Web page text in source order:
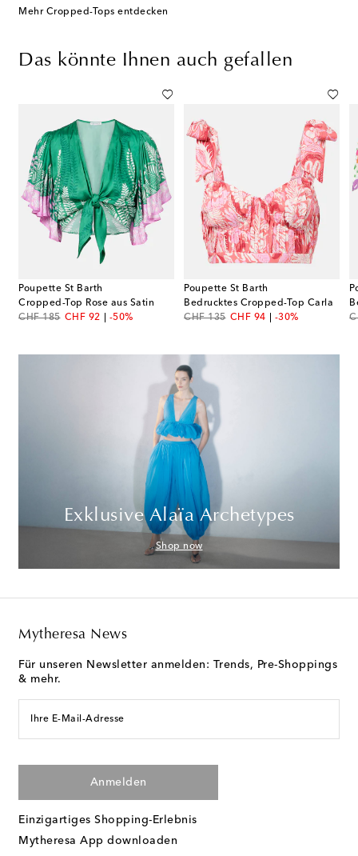
Mehr Cropped-Tops entdecken
Das könnte Ihnen auch gefallen
Poupette St Barth
Cropped-Top Rose aus Satin
CHF 185
original priceCHF 92
discount price
-50%
Poupette St Barth
Bedrucktes Cropped-Top Carla
CHF 135
original priceCHF 94
discount price
-30%
Exklusive Alaïa Archetypes
Shop now
Mytheresa News
Für unseren Newsletter anmelden: Trends, Pre-Shoppings
& mehr.
Ihre E-Mail-Adresse
Anmelden
Einzigartiges Shopping-Erlebnis
Mytheresa App downloaden